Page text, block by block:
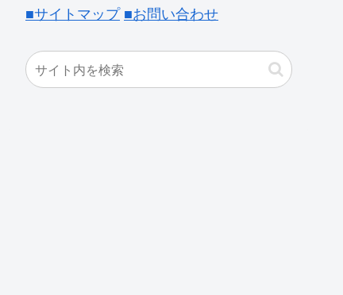
■サイトマップ ■お問い合わせ